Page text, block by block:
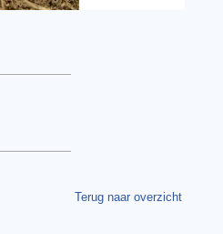
Terug naar overzicht